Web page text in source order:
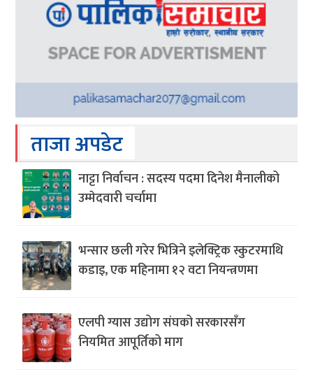
ताजा अपडेट
नाट्टा निर्वाचन : सदस्य पदमा दिनेश मैनालीको
उम्मेदवारी चर्चामा
भन्सार छली गरेर भित्रिने इलेक्ट्रिक स्कुटरमाथि
कडाइ, एक महिनामा १२ वटा नियन्त्रणमा
एलपी ग्यास उद्योग संघको सरकारसँग
नियमित आपूर्तिको माग